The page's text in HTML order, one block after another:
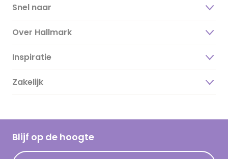
Snel naar
Over Hallmark
Over ons
Duurzaamheid
Hallmark Kaartclub
Acties
Inspiratie
Magazine
Cadeau inspiratie
Kaartinspiratie
Zakelijk
Blijf op de hoogte